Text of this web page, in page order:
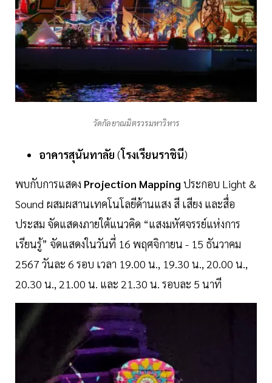
วัดกัลยาณมิตรวรมหาวิหาร
อาคารสุนันทาลัย (โรงเรียนราชินี)
พบกับการแสดง Projection Mapping ประกอบ Light &
Sound ผสมผสานเทคโนโลยีด้านแสง สี เสียง และสื่อ
ประสม จัดแสดงภายใต้แนวคิด “แสงมหัศจรรย์แห่งการ
เรียนรู้” จัดแสดงในวันที่ 16 พฤศจิกายน - 15 ธันวาคม
2567 วันละ 6 รอบ เวลา 19.00 น., 19.30 น., 20.00 น.,
20.30 น., 21.00 น. และ 21.30 น. รอบละ 5 นาที